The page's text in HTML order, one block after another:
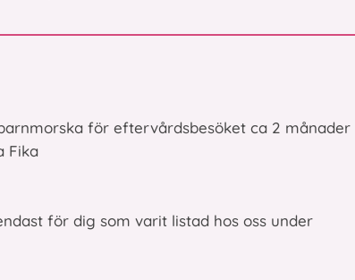
för eftervårdsbesöket ca 2 månader
Fika
för dig som varit listad hos oss under